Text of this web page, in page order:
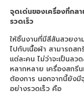
จุดเด่นของเครื่องที่กล
รวดเร็ว
ให้ชิ้นงานที่มีสีสันสวยงา
ไปกับเนื้อผ้า สามารถส
แต่ละคน ไม่ว่าจะเป็นล
หลากหลาย เครื่องสกรี
ต้องการ นอกจากนี้ยังมี
อย่างรวดเร็ว คือ